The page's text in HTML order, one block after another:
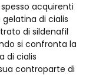
acquirenti
di cialis
di sildenafil
si confronta la
di cialis
controparte di